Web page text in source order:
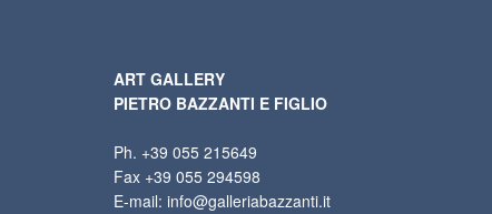
ART GALLERY
PIETRO BAZZANTI E FIGLIO
Ph. +39 055 215649
Fax +39 055 294598
E-mail: info@galleriabazzanti.it